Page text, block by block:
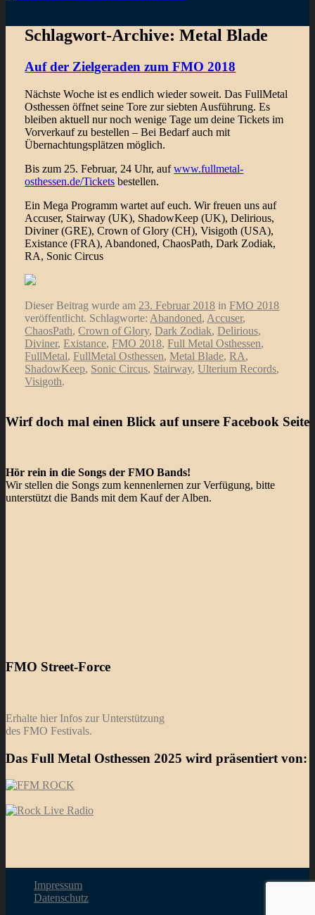
Schlagwort-Archive:Metal Blade
Auf der Zielgeraden zum FMO 2018
Nächste Woche ist es endlich wieder soweit. Das FullMetal
Osthessen öffnet seine Tore zur siebten Ausführung. Es
bleiben aktuell nur noch wenige Tage um deine Tickets im
Vorverkauf zu bestellen – Bei Bedarf auch mit
Übernachtungsplätzen möglich.
Bis zum 25. Februar, 24 Uhr, aufwww.fullmetal-
osthessen.de/Tickets bestellen.
Ein Mega Programm wartet auf euch. Wir freuen uns auf
Accuser, Stairway (UK), ShadowKeep (UK), Delirious,
Diviner (GRE), Crown of Glory (CH), Visigoth (USA),
Existance (FRA), Abandoned, ChaosPath, Dark Zodiak,
RA, Sonic Circus
Dieser Beitrag wurde am 23. Februar 2018 inFMO 2018
veröffentlicht. Schlagworte: Abandoned, Accuser,
ChaosPath,Crown of Glory,Dark Zodiak,Delirious,
Diviner,Existance,FMO 2018,Full Metal Osthessen,
FullMetal,FullMetal Osthessen,Metal Blade,RA,
ShadowKeep, Sonic Circus, Stairway,Ulterium Records,
Visigoth.
Wirf doch mal einen Blick auf unsere Facebook Seite
Hör rein in die Songs der FMO Bands!
Wir stellen die Songs zum kennenlernen zur Verfügung, bitte
unterstützt die Bands mit dem Kauf der Alben.
FMO Street-Force
Erhalte hier Infos zur Unterstützung
des FMO Festivals.
Das Full Metal Osthessen 2025 wird präsentiert von:
Impressum
Datenschutz